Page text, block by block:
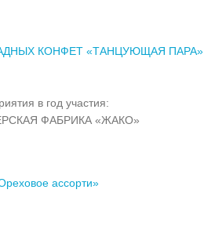
КОНФЕТ «ТАНЦУЮЩАЯ ПАРА»
в год участия:
ФАБРИКА «ЖАКО»
ассорти»